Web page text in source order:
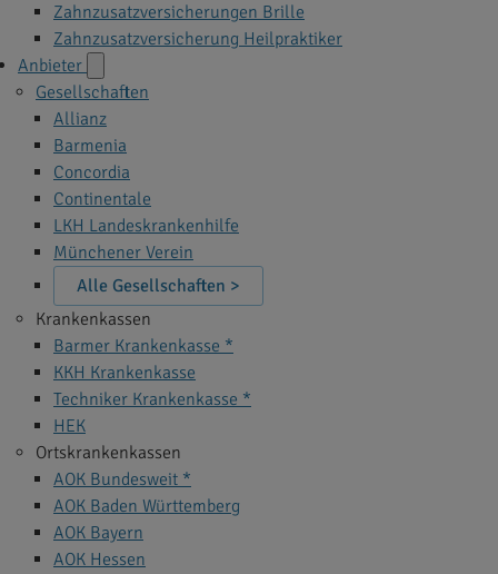
Zahnzusatzversicherungen Brille
Zahnzusatzversicherung Heilpraktiker
Anbieter
Gesellschaften
Allianz
Barmenia
Concordia
Continentale
LKH Landeskrankenhilfe
Münchener Verein
Alle Gesellschaften >
Krankenkassen
Barmer Krankenkasse *
KKH Krankenkasse
Techniker Krankenkasse *
HEK
Ortskrankenkassen
AOK Bundesweit *
AOK Baden Württemberg
AOK Bayern
AOK Hessen